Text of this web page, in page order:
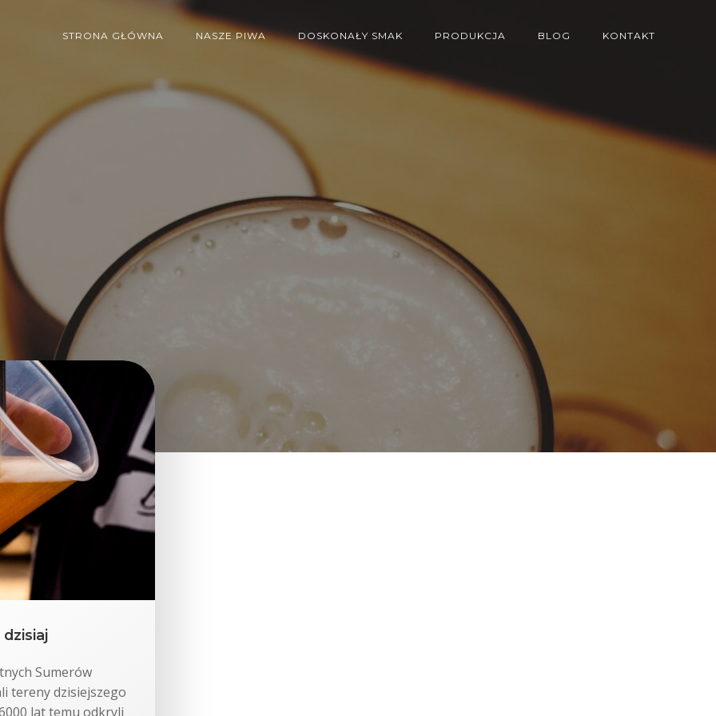
STRONA GŁÓWNA NASZE PIWA DOSKONAŁY SMAK PRODUKCJA BLOG KONTAKT
Sumerów
tereny dzisiejszego
lat temu odkryli